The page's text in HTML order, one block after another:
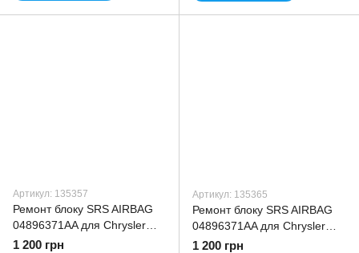
Артикул: 135357
Ремонт блоку SRS AIRBAG
04896371AA для Chrysler
300C
1 200 грн
Артикул: 135365
Ремонт блоку SRS AIRBAG
04896371AA для Chrysler
300M
1 200 грн